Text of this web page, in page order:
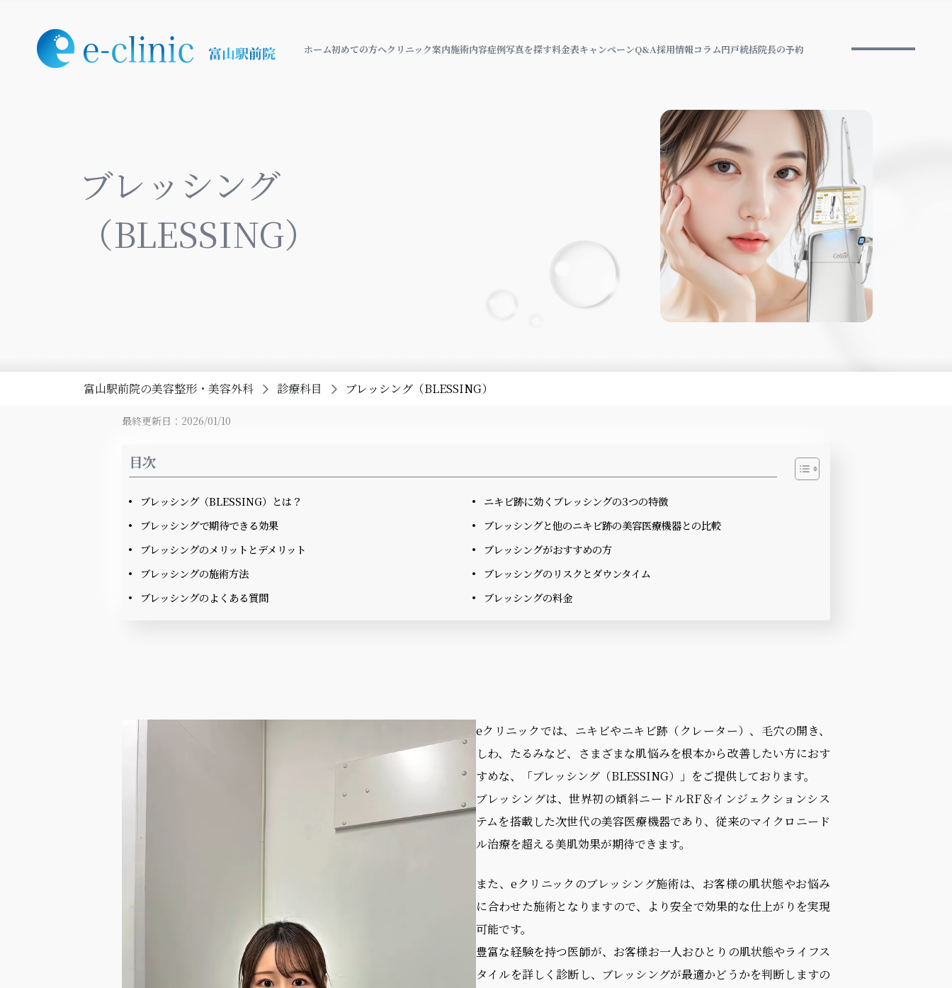
ホーム初めての方へクリニック案内施術内容症例写真を探す料金表キャンペーンQ&A採用情報コラム円戸統括院長の予約
ブレッシング
（BLESSING）
富山駅前院の美容整形・美容外科 診療科目 ブレッシング（BLESSING）
最終更新日：2026/01/10
目次
ブレッシング（BLESSING）とは？
ニキビ跡に効くブレッシングの3つの特徴
ブレッシングで期待できる効果
ブレッシングと他のニキビ跡の美容医療機器との比較
ブレッシングのメリットとデメリット
ブレッシングがおすすめの方
ブレッシングの施術方法
ブレッシングのリスクとダウンタイム
ブレッシングのよくある質問
ブレッシングの料金
eクリニックでは、ニキビやニキビ跡（クレーター）、毛穴の開き、
しわ、たるみなど、さまざまな肌悩みを根本から改善したい方におす
すめな、「ブレッシング（BLESSING）」をご提供しております。
ブレッシングは、世界初の傾斜ニードルRF＆インジェクションシス
テムを搭載した次世代の美容医療機器であり、従来のマイクロニード
ル治療を超える美肌効果が期待できます。
また、eクリニックのブレッシング施術は、お客様の肌状態やお悩み
に合わせた施術となりますので、より安全で効果的な仕上がりを実現
可能です。
豊富な経験を持つ医師が、お客様お一人おひとりの肌状態やライフス
タイルを詳しく診断し、ブレッシングが最適かどうかを判断しますの